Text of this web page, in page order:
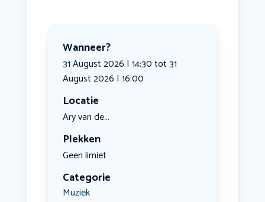
Wanneer?
31 August 2026 | 14:30 tot 31
August 2026 | 16:00
Locatie
Ary van de...
Plekken
Geen limiet
Categorie
Muziek